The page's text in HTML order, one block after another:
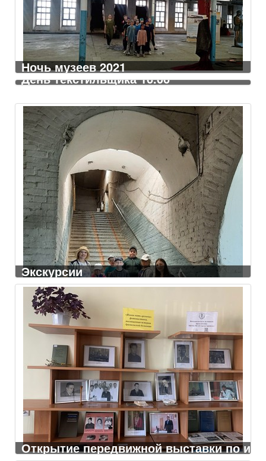
Ночь музеев 2021
День текстильщика 16.06
Экскурсии
Открытие передвижной выставки по